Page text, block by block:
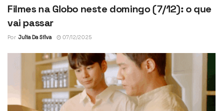
Filmes na Globo neste domingo (7/12): o que
vai passar
Por Julia Da Silva 07/12/2025